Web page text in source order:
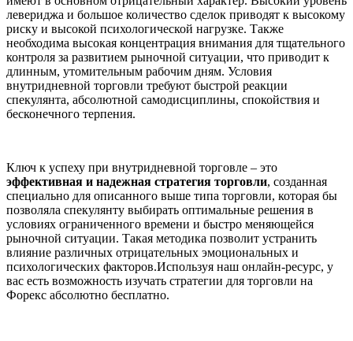
левериджа и большое количество сделок приводят к высокому
риску и высокой психологической нагрузке. Также
необходима высокая концентрация внимания для тщательного
контроля за развитием рыночной ситуации, что приводит к
длинным, утомительным рабочим дням. Условия
внутридневной торговли требуют быстрой реакции
спекулянта, абсолютной самодисциплины, спокойствия и
бесконечного терпения.
Ключ к успеху при внутридневной торговле – это
эффективная и надежная стратегия торговли, созданная
специально для описанного выше типа торговли, которая бы
позволяла спекулянту выбирать оптимальные решения в
условиях ограниченного времени и быстро меняющейся
рыночной ситуации. Такая методика позволит устранить
влияние различных отрицательных эмоциональных и
психологических факторов.Используя наш онлайн-ресурс, у
вас есть возможность изучать стратегии для торговли на
Форекс абсолютно бесплатно.